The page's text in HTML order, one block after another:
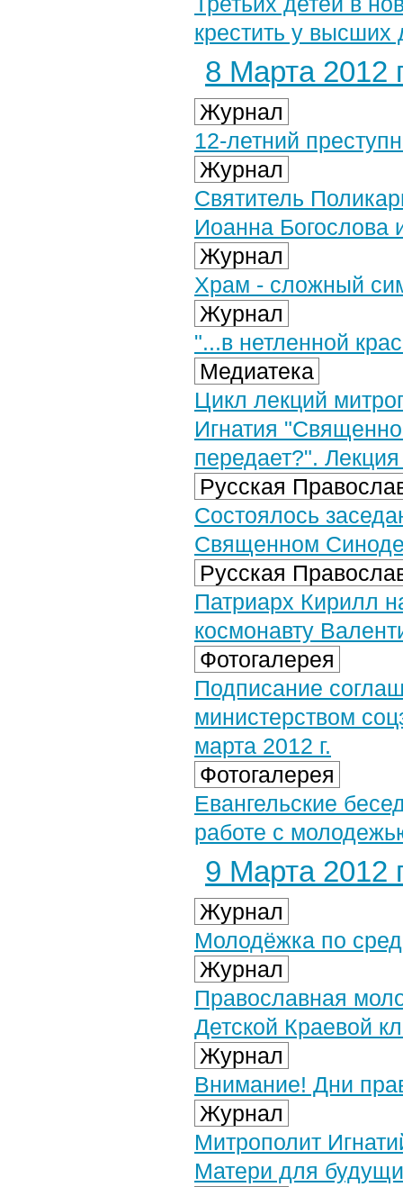
крестить у высших
8 Марта 2012
Журнал
12-летний
Журнал
Святитель
Иоанна Богослова
Журнал
Храм - сложный
Журнал
"...в нетленной
Медиатека
Цикл лекций
Игнатия
передает?".
Русская
Состоялось
Священном
Русская
Патриарх Кирилл
космонавту
Фотогалерея
Подписание
министерством
марта 2012 г.
Фотогалерея
Евангельские
работе с
9 Марта 2012
Журнал
Молодёжка по
Журнал
Православная
Детской Краевой
Журнал
Внимание! Дни
Журнал
Митрополит
Матери для